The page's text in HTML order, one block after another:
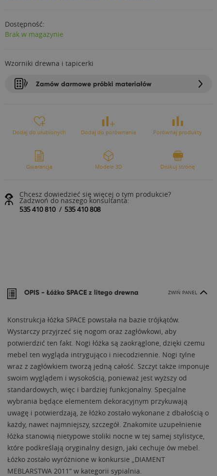
Dostępność:
Brak w magazynie
Wzorniki drewna i tapicerki
Zamów darmowe próbki materiałów
Dodaj do ulubionych Dodaj do porównania Porównaj produkty
Gwarancja Modele 3D Drukuj stronę
Chcesz dowiedzieć się więcej o tym produkcie?
Zadzwoń do naszego konsultanta:
535 410 810/ 535 410 808
OPIS - Łóżko SPACE z litego drewna ZWIŃ PANEL
Konstrukcja łóżka SPACE powstała na bazie trójkątów.
Wystarczy przyjrzeć się nogom oraz zagłówkowi, aby
potwierdzić ten fakt. Nogi łóżka są zaokrąglone, dzięki czemu
mebel ten wygląda intrygująco i niecodziennie. Nogi tylne
wraz z zagłówkiem tworzą jedną całość. Szczyt także imponuje
swoim wyglądem i wysokością, ponieważ jest wyższy od
standardowych, więc i bardziej funkcjonalny. Specjalne
wybrania będące elementem dekoracyjnym przykuwają
uwagę i potwierdzają, że łóżko zostało wykonane z dbałością o
każdy, nawet najmniejszy, szczegół. Znakomite uzupełnienie
łóżka stanowią nietypowe stoliki nocne w tej samej stylistyce,
które podkreślają oryginalny design, jaki cechuje ów mebel.
Łóżko zostało wyróżnione w konkursie „DIAMENT
MEBLARSTWA 2011” w kategorii sypialnia.